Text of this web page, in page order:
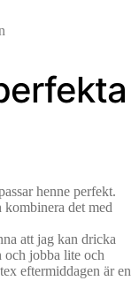
henne perfekt.
det med
att jag kan dricka
jobba lite och
eftermiddagen är en